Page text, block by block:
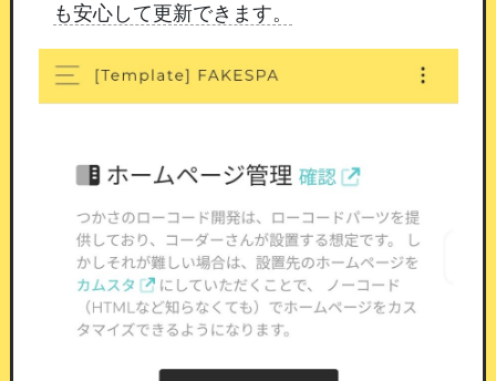
や、店頭での引き換えなど、進行そのものは店舗
さまで組んでいただく想定です。ボタンの文言と
消費ポイントは自由に設定できます。
も安心して更新できます。